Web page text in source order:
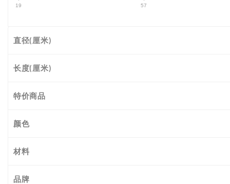
19 57
直径(厘米)
长度(厘米)
特价商品
颜色
材料
品牌